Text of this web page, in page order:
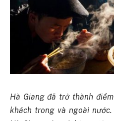
Hà Giang đã trở thành
khách trong và ngoài